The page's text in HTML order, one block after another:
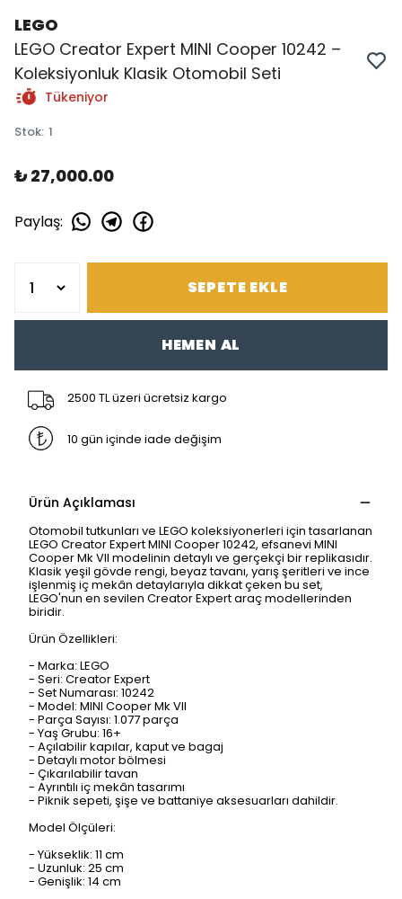
LEGO
LEGO Creator Expert MINI Cooper 10242 –
Koleksiyonluk Klasik Otomobil Seti
Tükeniyor
Stok: 1
₺ 27,000.00
Paylaş:
SEPETE EKLE
HEMEN AL
2500 TL üzeri ücretsiz kargo
10 gün içinde iade değişim
Ürün Açıklaması
Otomobil tutkunları ve LEGO koleksiyonerleri için tasarlanan
LEGO Creator Expert MINI Cooper 10242, efsanevi MINI
Cooper Mk VII modelinin detaylı ve gerçekçi bir replikasıdır.
Klasik yeşil gövde rengi, beyaz tavanı, yarış şeritleri ve ince
işlenmiş iç mekân detaylarıyla dikkat çeken bu set,
LEGO'nun en sevilen Creator Expert araç modellerinden
biridir.
Ürün Özellikleri:
- Marka: LEGO
- Seri: Creator Expert
- Set Numarası: 10242
- Model: MINI Cooper Mk VII
- Parça Sayısı: 1.077 parça
- Yaş Grubu: 16+
- Açılabilir kapılar, kaput ve bagaj
- Detaylı motor bölmesi
- Çıkarılabilir tavan
- Ayrıntılı iç mekân tasarımı
- Piknik sepeti, şişe ve battaniye aksesuarları dahildir.
Model Ölçüleri:
- Yükseklik: 11 cm
- Uzunluk: 25 cm
- Genişlik: 14 cm